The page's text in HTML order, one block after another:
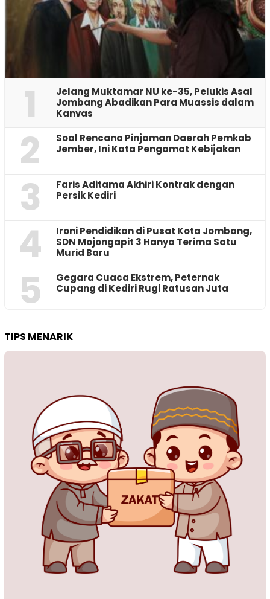
1
Jelang Muktamar NU ke-35, Pelukis Asal
Jombang Abadikan Para Muassis dalam
Kanvas
2
‎Soal Rencana Pinjaman Daerah Pemkab
Jember, Ini Kata Pengamat Kebijakan ‎
3
Faris Aditama Akhiri Kontrak dengan
Persik Kediri
4
Ironi Pendidikan di Pusat Kota Jombang,
SDN Mojongapit 3 Hanya Terima Satu
Murid Baru
5
‎Gegara Cuaca Ekstrem, Peternak
Cupang di Kediri Rugi Ratusan Juta
TIPS MENARIK